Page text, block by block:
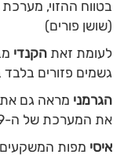
(שושן פורים)
לעומת זאת הקנדי
גשמים פזורים בלבד ב-19-20
הגרמני מראה גם את
את המערכת של ה-19 לחודש
איסי מפות המשקעים